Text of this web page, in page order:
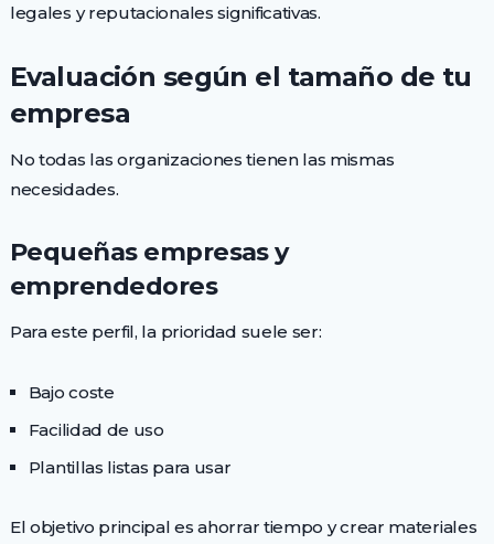
legales y reputacionales significativas.
Evaluación según el tamaño de tu
empresa
No todas las organizaciones tienen las mismas
necesidades.
Pequeñas empresas y
emprendedores
Para este perfil, la prioridad suele ser:
Bajo coste
Facilidad de uso
Plantillas listas para usar
El objetivo principal es ahorrar tiempo y crear materiales